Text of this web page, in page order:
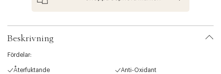
y
.
v
a
i
Beskrivning
Fördelar:
Återfuktande
Anti-Oxidant